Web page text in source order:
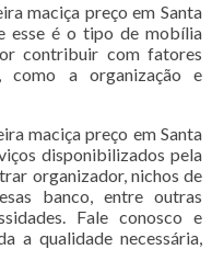
maciça preço em Santa
esse é o tipo de mobília
contribuir com fatores
como a organização e
maciça preço em Santa
disponibilizados pela
organizador, nichos de
banco, entre outras
Fale conosco e
a qualidade necessária,